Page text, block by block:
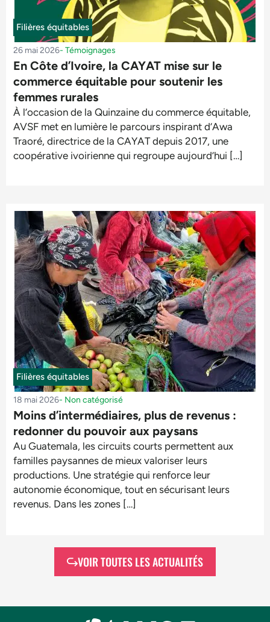
Filières équitables
26 mai 2026- Témoignages
En Côte d’Ivoire, la CAYAT mise sur le
commerce équitable pour soutenir les
femmes rurales
À l’occasion de la Quinzaine du commerce équitable,
AVSF met en lumière le parcours inspirant d’Awa
Traoré, directrice de la CAYAT depuis 2017, une
coopérative ivoirienne qui regroupe aujourd’hui […]
Filières équitables
18 mai 2026- Non catégorisé
Moins d’intermédiaires, plus de revenus :
redonner du pouvoir aux paysans
Au Guatemala, les circuits courts permettent aux
familles paysannes de mieux valoriser leurs
productions. Une stratégie qui renforce leur
autonomie économique, tout en sécurisant leurs
revenus. Dans les zones […]
VOIR TOUTES LES ACTUALITÉS